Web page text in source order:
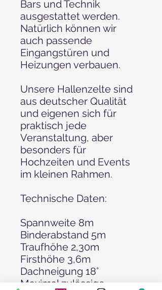
Bars und Technik
ausgestattet werden.
Natürlich können wir
auch passende
Eingangstüren und
Heizungen verbauen.
Unsere Hallenzelte sind
aus deutscher Qualität
und eigenen sich für
praktisch jede
Veranstaltung, aber
besonders für
Hochzeiten und Events
im kleinen Rahmen.
Technische Daten:
Spannweite 8m
Binderabstand 5m
Traufhöhe 2,30m
Firsthöhe 3,6m
Dachneigung 18°
Maximal zulässige